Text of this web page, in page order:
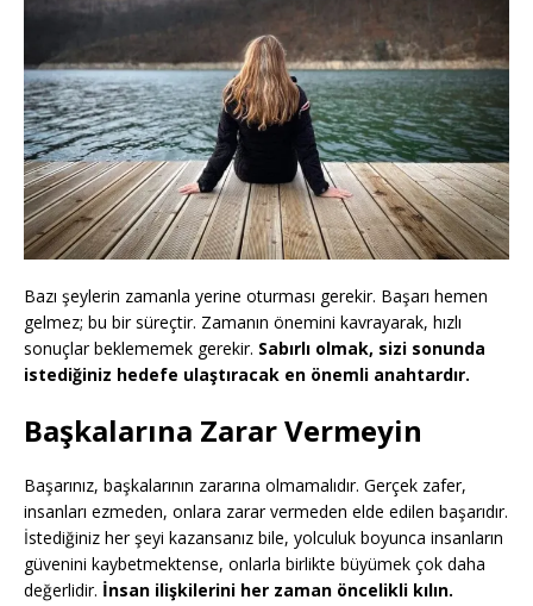
Bazı şeylerin zamanla yerine oturması gerekir. Başarı hemen
gelmez; bu bir süreçtir. Zamanın önemini kavrayarak, hızlı
sonuçlar beklememek gerekir. Sabırlı olmak, sizi sonunda
istediğiniz hedefe ulaştıracak en önemli anahtardır.
Başkalarına Zarar Vermeyin
Başarınız, başkalarının zararına olmamalıdır. Gerçek zafer,
insanları ezmeden, onlara zarar vermeden elde edilen başarıdır.
İstediğiniz her şeyi kazansanız bile, yolculuk boyunca insanların
güvenini kaybetmektense, onlarla birlikte büyümek çok daha
değerlidir. İnsan ilişkilerini her zaman öncelikli kılın.